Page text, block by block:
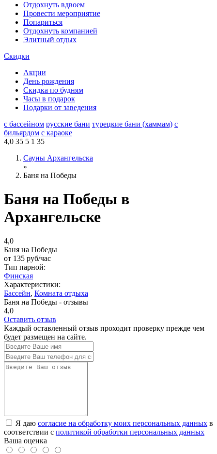
Отдохнуть вдвоем
Провести мероприятие
Попариться
Отдохнуть компанией
Элитный отдых
Скидки
Акции
День рождения
Скидка по будням
Часы в подарок
Подарки от заведения
с бассейном русские бани турецкие бани (хаммам) с
бильярдом с караоке
4,0 35 5 1 35
Сауны Архангельска
»
Баня на Победы
Баня на Победы в
Архангельске
4,0
Баня на Победы
от 135 руб/час
Тип парной:
Финская
Характеристики:
Бассейн, Комната отдыха
Баня на Победы - отзывы
4,0
Оставить отзыв
Каждый оставленный отзыв проходит проверку прежде чем
будет размещен на сайте.
Я даю согласие на обработку моих персональных данных в
соответствии с политикой обработки персональных данных
Ваша оценка